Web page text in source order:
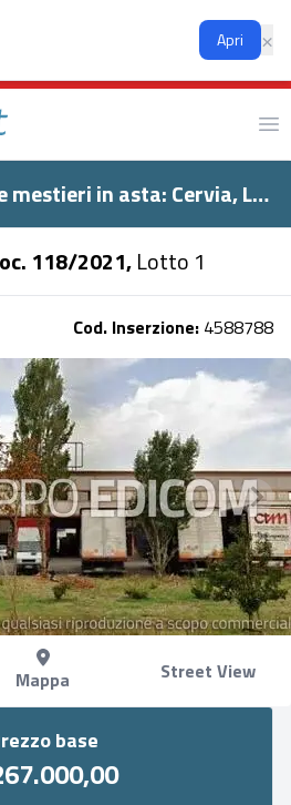
Apri ×
utenti che i nostri uffici rimarranno
agosto 2026 fino a venerdì 14 agosto
Laboratori per arti e mestieri in asta: Cervia, Località montaletto, via dell'industria, 13
118/2021,Lotto 1
Cod. Inserzione: 4588788
Mappa Street View
base